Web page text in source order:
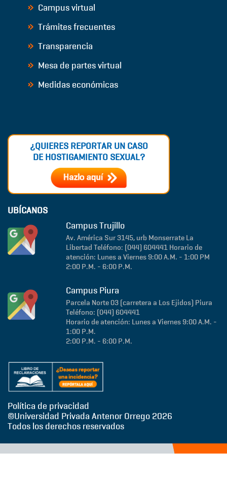
Campus virtual
Trámites frecuentes
Transparencia
Mesa de partes virtual
Medidas económicas
¿QUIERES REPORTAR UN CASO
DE HOSTIGAMIENTO SEXUAL?
UBÍCANOS
Campus Trujillo
Av. América Sur 3145, urb Monserrate La
Libertad Teléfono: (044) 604441 Horario de
atención: Lunes a Viernes 9:00 A.M. - 1:00 PM
2:00 P.M. - 6:00 P.M.
Campus Piura
Parcela Norte 03 (carretera a Los Ejidos) Piura
Teléfono: (044) 604441
Horario de atención: Lunes a Viernes 9:00 A.M. -
1:00 P.M.
2:00 P.M. - 6:00 P.M.
Política de privacidad
©Universidad Privada Antenor Orrego 2026
Todos los derechos reservados